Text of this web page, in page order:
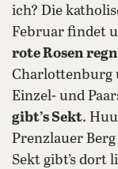
ich? Die
Februar findet
rote Rosen
Charlottenburg
Einzel- und
gibt’s Sekt.
Prenzlauer
Sekt gibt’s dort